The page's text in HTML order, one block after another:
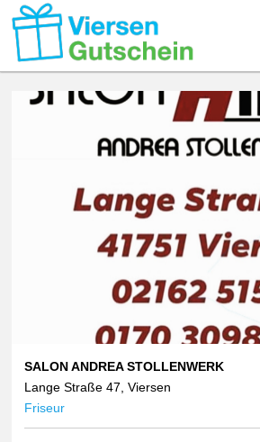
SALON ANDREA STOLLENWERK
Lange Straße 47, Viersen
Friseur